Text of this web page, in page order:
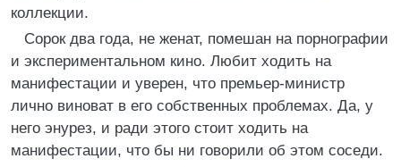
коллекции.
Сорок два года, не женат, помешан на порнографии
и экспериментальном кино. Любит ходить на
манифестации и уверен, что премьер-министр
лично виноват в его собственных проблемах. Да, у
него энурез, и ради этого стоит ходить на
манифестации, что бы ни говорили об этом соседи.